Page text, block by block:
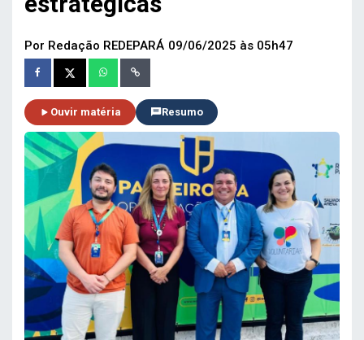
Por Redação REDEPARÁ 09/06/2025 às 05h47
Ouvir matéria Resumo